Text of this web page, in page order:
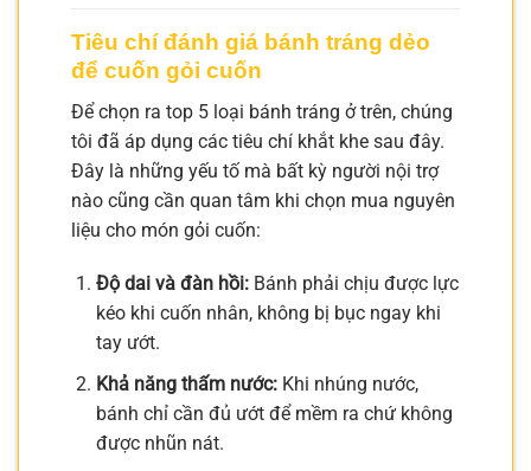
Tiêu chí đánh giá bánh tráng dẻo
để cuốn gỏi cuốn
Để chọn ra top 5 loại bánh tráng ở trên, chúng
tôi đã áp dụng các tiêu chí khắt khe sau đây.
Đây là những yếu tố mà bất kỳ người nội trợ
nào cũng cần quan tâm khi chọn mua nguyên
liệu cho món gỏi cuốn:
Độ dai và đàn hồi:Bánh phải chịu được lực
kéo khi cuốn nhân, không bị bục ngay khi
tay ướt.
Khả năng thấm nước:Khi nhúng nước,
bánh chỉ cần đủ ướt để mềm ra chứ không
được nhũn nát.